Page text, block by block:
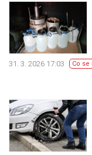
31. 3. 2026 17:03 Co se